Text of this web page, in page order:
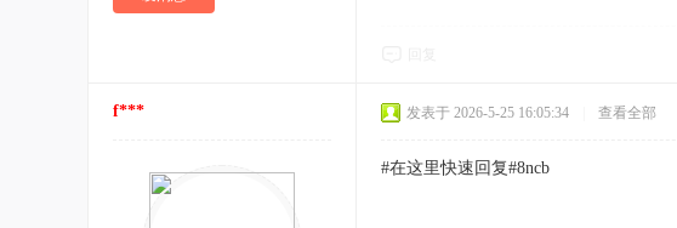
f*** 发表于 2026-5-25 16:05:34 查看全部
#在这里快速回复#8ncb